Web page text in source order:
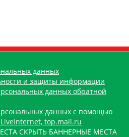
данных
и защиты информации
данных обратной
данных с помощью
top.mail.ru
СКРЫТЬ БАННЕРНЫЕ МЕСТА